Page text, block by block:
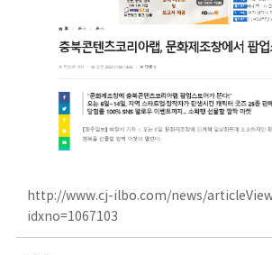
http://www.cj-ilbo.com/news/
idxno=1067103